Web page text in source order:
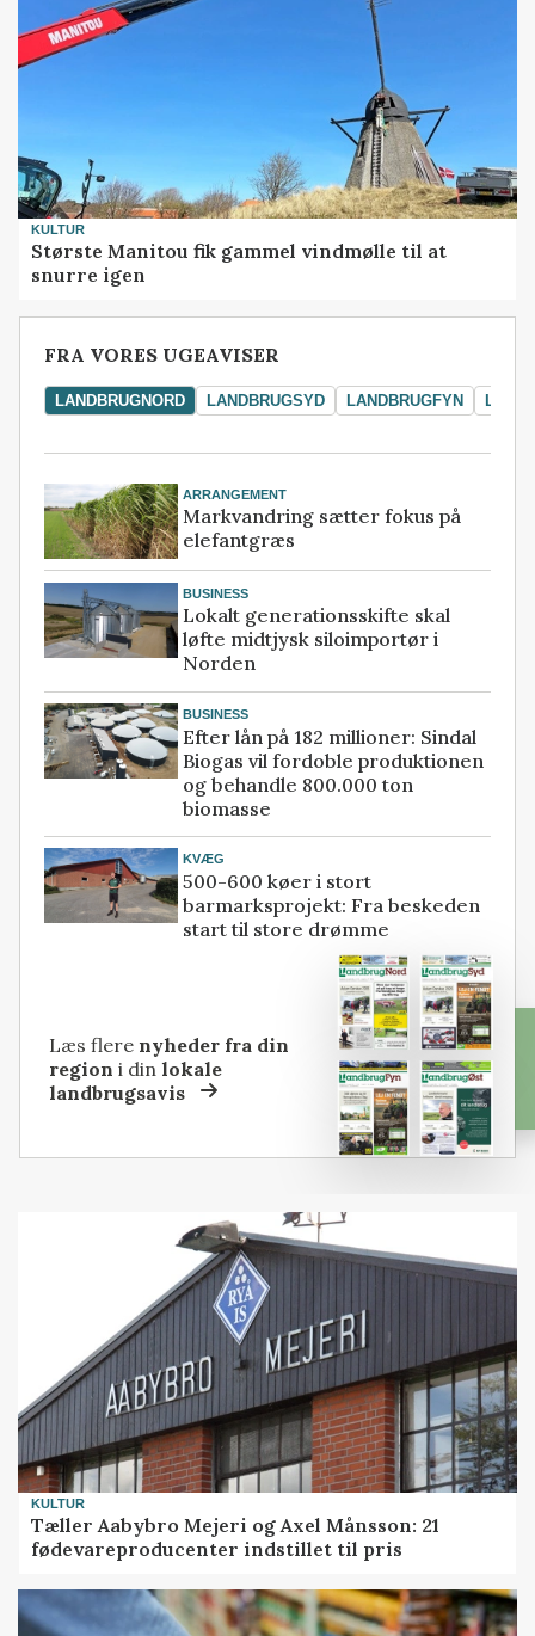
KULTUR
Største Manitou fik gammel vindmølle til at
snurre igen
FRA VORES UGEAVISER
LANDBRUGNORD LANDBRUGSYD LANDBRUGFYN
ARRANGEMENT
Markvandring sætter fokus på
elefantgræs
BUSINESS
Lokalt generationsskifte skal
løfte midtjysk siloimportør i
Norden
BUSINESS
Efter lån på 182 millioner: Sindal
Biogas vil fordoble produktionen
og behandle 800.000 ton
biomasse
KVÆG
500-600 køer i stort
barmarksprojekt: Fra beskeden
start til store drømme
Læs flere nyheder fra din
region i dinlokale
landbrugsavis
KULTUR
Tæller Aabybro Mejeri og Axel Månsson: 21
fødevareproducenter indstillet til pris